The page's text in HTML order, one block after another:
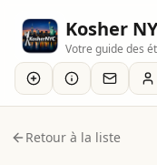
Kosher
Votre guide des
Retour à la liste